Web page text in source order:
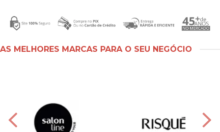
AS MELHORES MARCAS PARA O SEU NEGÓCIO